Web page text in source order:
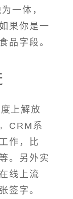
一体，
果你是一
品字段。
上解放
CRM系
作，比
。另外实
线上流
签字。